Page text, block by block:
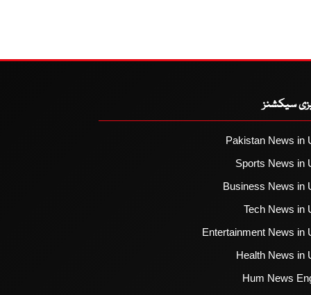
سیکشنز
Pakistan News in
Sports News in
Business News in
Tech News in
Entertainment News in
Health News in
Hum News